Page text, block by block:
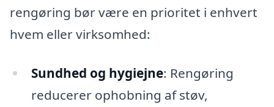
rengøring bør være en prioritet i enhvert
hvem eller virksomhed:
Sundhed og hygiejne: Rengøring
reducerer ophobning af støv,